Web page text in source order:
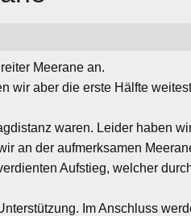
Meerane an.
wir aber die erste Hälfte
waren. Leider haben
an der aufmerksamen
Aufstieg, welcher
Im Anschluss